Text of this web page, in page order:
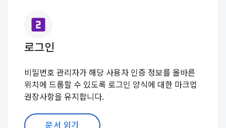
looks_two
로그인
비밀번호 관리자가 해당 사용자 인증 정보를 올바른
위치에 드롭할 수 있도록 로그인 양식에 대한 마크업
권장사항을 유지합니다.
문서 읽기